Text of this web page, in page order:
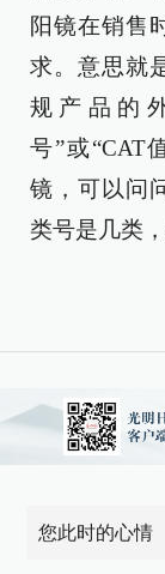
阳镜在销售
求。意思就
规产品的
号”或“CAT
镜，可以问
类号是几类
您此时的心情